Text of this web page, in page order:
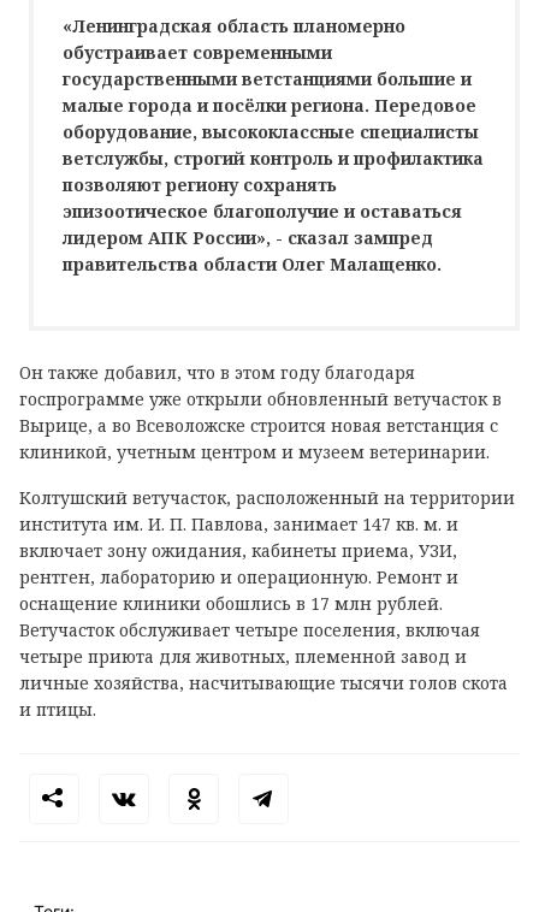
«Ленинградская область планомерно
обустраивает современными
государственными ветстанциями большие и
малые города и посёлки региона. Передовое
оборудование, высококлассные специалисты
ветслужбы, строгий контроль и профилактика
позволяют региону сохранять
эпизоотическое благополучие и оставаться
лидером АПК России», - сказал зампред
правительства области Олег Малащенко.
Он также добавил, что в этом году благодаря
госпрограмме уже открыли обновленный ветучасток в
Вырице, а во Всеволожске строится новая ветстанция с
клиникой, учетным центром и музеем ветеринарии.
Колтушский ветучасток, расположенный на территории
института им. И. П. Павлова, занимает 147 кв. м. и
включает зону ожидания, кабинеты приема, УЗИ,
рентген, лабораторию и операционную. Ремонт и
оснащение клиники обошлись в 17 млн рублей.
Ветучасток обслуживает четыре поселения, включая
четыре приюта для животных, племенной завод и
личные хозяйства, насчитывающие тысячи голов скота
и птицы.